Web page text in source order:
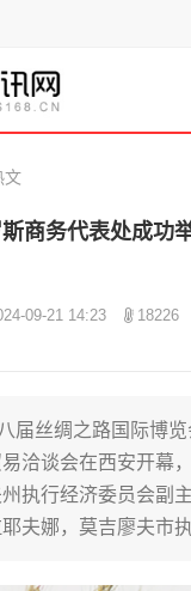
文
商务代表处成功
09-21 14:23 18226
届丝绸之路国际博
洽谈会在西安开幕
执行经济委员会副
夫娜，莫吉廖夫市执